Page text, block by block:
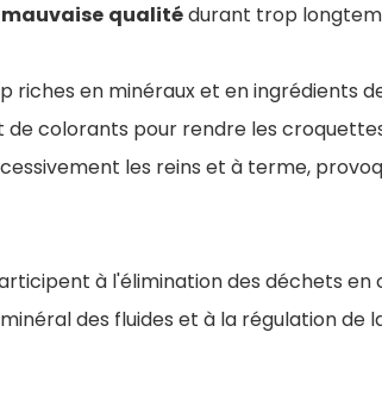
mauvaise qualitédurant trop
en minéraux et en ingrédients
de colorants pour rendre les
les reins et à terme,
à l'élimination des déchets en
des fluides et à la régulation de